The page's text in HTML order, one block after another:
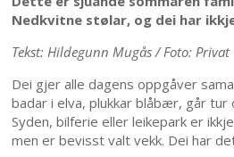
Nedkvitne stølar, og dei har
Tekst: Hildegunn Mugås / Foto: Privat
Dei gjer alle dagens oppgåver
badar i elva, plukkar blåbær, går tur
Syden, bilferie eller leikepark er
men er bevisst valt vekk. Dei har